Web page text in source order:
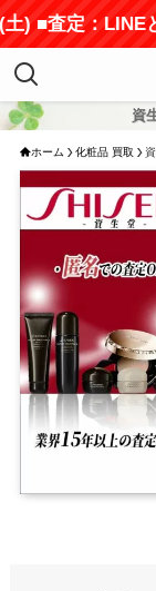
：LINEとメー
資
ホーム 化粧品 買取